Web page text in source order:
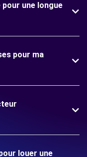
une longue
pour ma
louer une